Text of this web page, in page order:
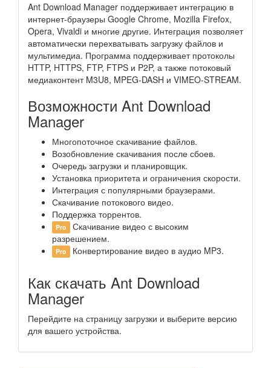
Ant Download Manager поддерживает интеграцию в
интернет-браузеры Google Chrome, Mozilla Firefox,
Opera, Vivaldi и многие другие. Интеграция позволяет
автоматически перехватывать загрузку файлов и
мультимедиа. Программа поддерживает протоколы
HTTP, HTTPS, FTP, FTPS и P2P, а также потоковый
медиаконтент M3U8, MPEG-DASH и VIMEO-STREAM.
Возможности Ant Download
Manager
Многопоточное скачивание файлов.
Возобновление скачивания после сбоев.
Очередь загрузки и планировщик.
Установка приоритета и ограничения скорости.
Интеграция с популярными браузерами.
Скачивание потокового видео.
Поддержка торрентов.
Pro Скачивание видео с высоким
разрешением.
Pro Конвертирование видео в аудио MP3.
Как скачать Ant Download
Manager
Перейдите на страницу загрузки и выберите версию
для вашего устройства.